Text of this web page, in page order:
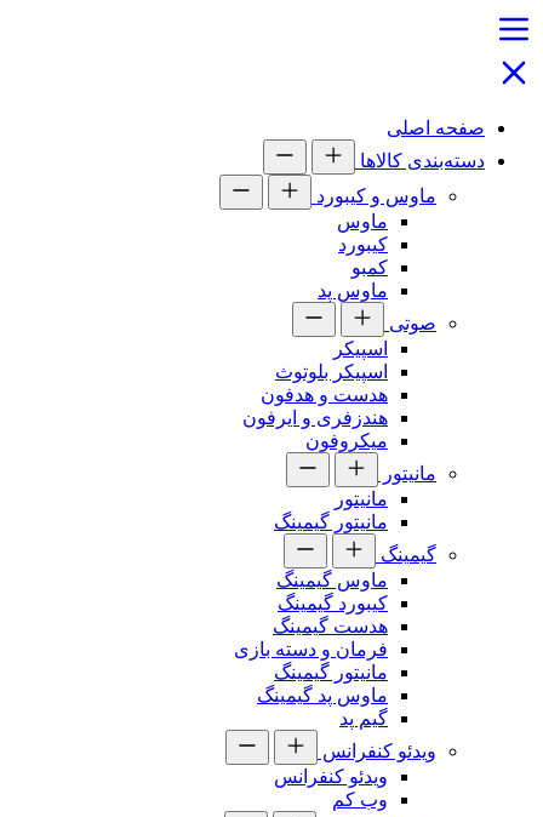
صفحه اصلی
دسته‌بندی کالاها
ماوس و کیبورد
ماوس
کیبورد
کمبو
ماوس پد
صوتی
اسپیکر
اسپیکر بلوتوث
هدست و هدفون
هندزفری و ایرفون
میکروفون
مانیتور
مانیتور
مانیتور گیمینگ
گیمینگ
ماوس گیمینگ
کیبورد گیمینگ
هدست گیمینگ
فرمان و دسته بازی
مانیتور گیمینگ
ماوس پد گیمینگ
گیم پد
ویدئو کنفرانس
ویدئو کنفرانس
وب کم